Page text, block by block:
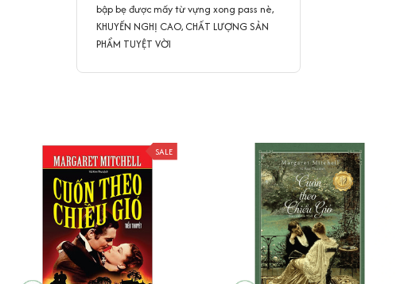
bập bẹ được mấy từ vựng xong pass nè,
KHUYẾN NGHỊ CAO, CHẤT LƯỢNG SẢN
PHẨM TUYỆT VỜI
SALE